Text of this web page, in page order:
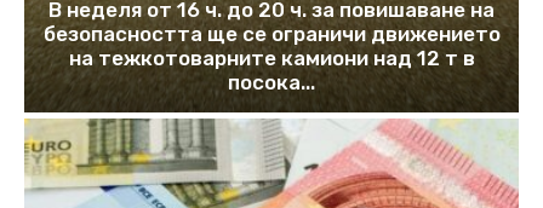
В неделя от 16 ч. до 20 ч. за повишаване на
безопасността ще се ограничи движението
на тежкотоварните камиони над 12 т в
посока...